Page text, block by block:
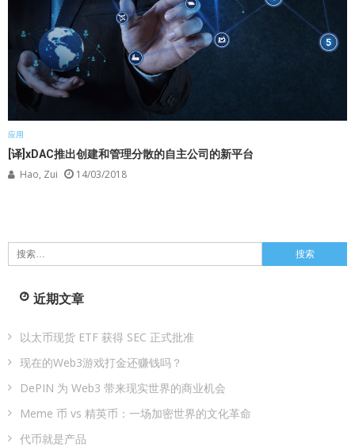
应用
[译]xDAC推出创建和管理分散的自主公司的新平台
Hao, Zui 14/03/2018
索：
近期文章
以太币现货 ETF 获得 SEC 正式批准
现在的Web3游戏打金还赚钱吗？
DePIN 为 Web3 带来现实世界的商业机会
Meme 币 vs 精英币：一场加密世界的文化革命
代币就是产品